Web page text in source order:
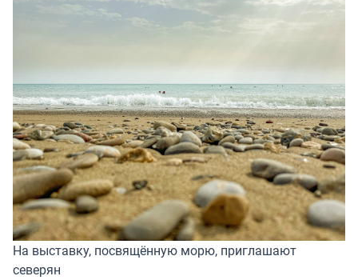
На выставку, посвящённую морю, приглашают
северян